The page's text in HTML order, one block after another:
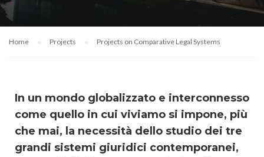
Home Projects Projects on Comparative Legal Systems
In un mondo globalizzato e interconnesso
come quello in cui viviamo si impone, più
che mai, la necessità dello studio dei tre
grandi sistemi giuridici contemporanei,